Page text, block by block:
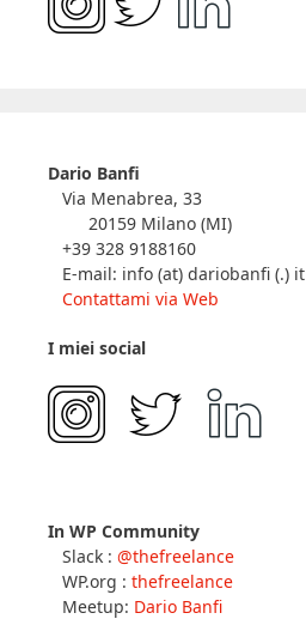
Dario Banfi
Via Menabrea, 33
20159 Milano (MI)
+39 328 9188160
E-mail: info (at) dariobanfi (.) it
Contattami via Web
I miei social
In WP Community
Slack : @thefreelance
WP.org : thefreelance
Meetup: Dario Banfi